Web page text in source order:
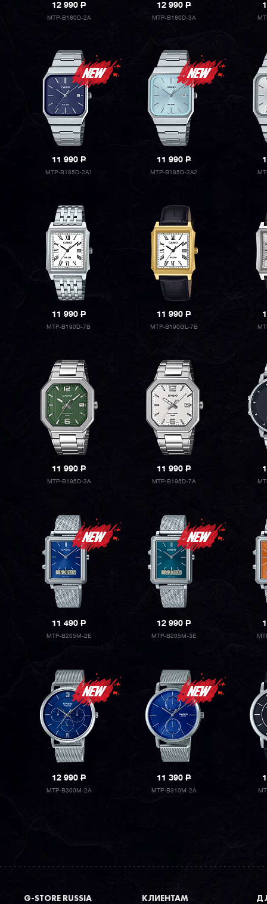
12 990P
MTP-B180D-2A
12 990P
MTP-B180D-3A
11 990P
MTP-B185D-2A1
11 990P
MTP-B185D-2A2
11 990P
MTP-B190D-7B
11 990P
MTP-B190GL-7B
11 990P
MTP-B195D-3A
11 990P
MTP-B195D-7A
11 490P
MTP-B205M-2E
12 990P
MTP-B205M-3E
12 990P
MTP-B300M-2A
11 390P
MTP-B310M-2A
G-STORE RUSSIA КЛИЕНТАМ